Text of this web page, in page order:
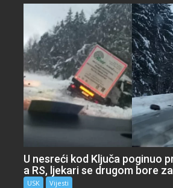
U nesreći kod Ključa poginuo
a RS, ljekari se drugom bore
USK Vijesti